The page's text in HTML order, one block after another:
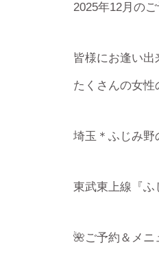
2025年12月の
皆様にお逢い
たくさんの女
埼玉＊ふじみ野
東武東上線『ふ
🌺ご予約＆メニ